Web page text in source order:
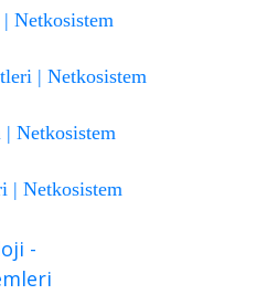
Netkosistem
| Netkosistem
Netkosistem
| Netkosistem